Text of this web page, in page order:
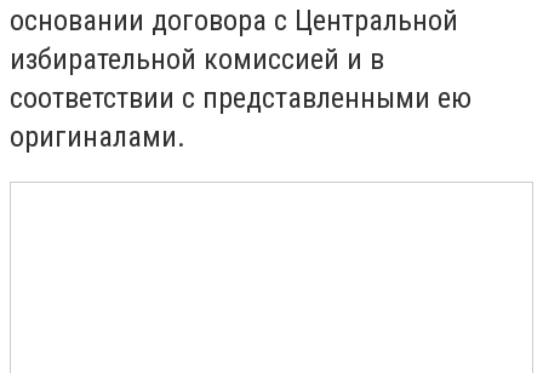
основании договора с Центральной
избирательной комиссией и в
соответствии с представленными ею
оригиналами.